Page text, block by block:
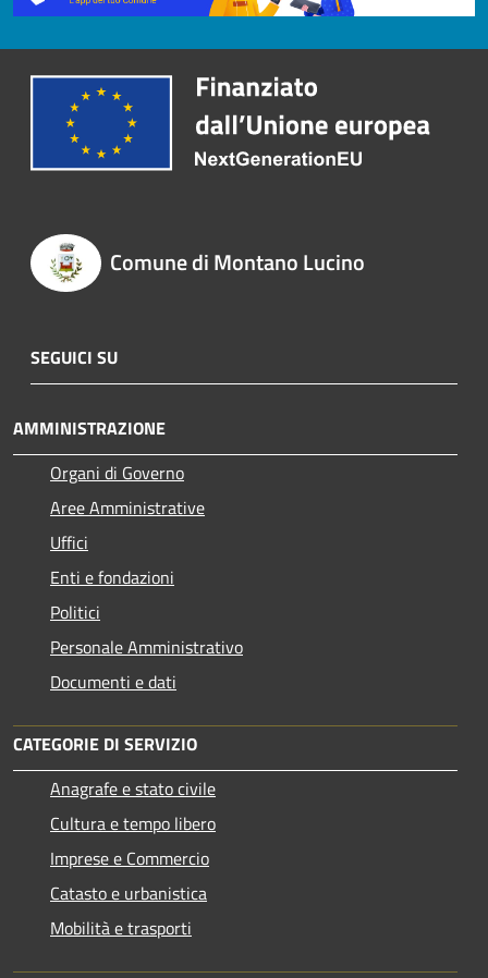
Comune di Montano Lucino
SEGUICI SU
AMMINISTRAZIONE
Organi di Governo
Aree Amministrative
Uffici
Enti e fondazioni
Politici
Personale Amministrativo
Documenti e dati
CATEGORIE DI SERVIZIO
Anagrafe e stato civile
Cultura e tempo libero
Imprese e Commercio
Catasto e urbanistica
Mobilità e trasporti